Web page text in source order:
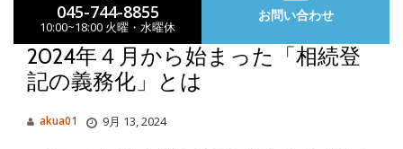
045-744-8855
10:00~18:00 火曜・水曜休
お問い合わせ
2024年４月から始まった「相続登
記の義務化」とは
akua01 9月 13, 2024